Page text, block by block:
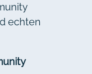
echten